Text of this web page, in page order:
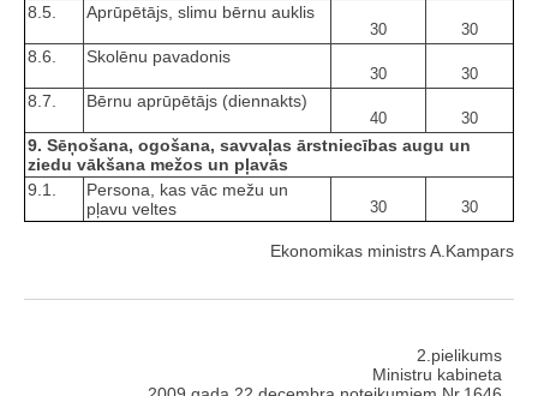
8.5. Aprūpētājs, slimu bērnu auklis
30 30
8.6. Skolēnu pavadonis
30 30
8.7. Bērnu aprūpētājs (diennakts)
40 30
9. Sēņošana, ogošana, savvaļas ārstniecības augu un
ziedu vākšana mežos un pļavās
9.1.
Persona, kas vāc mežu un
pļavu veltes
30 30
Ekonomikas ministrs A.Kampars
2.pielikums
Ministru kabineta